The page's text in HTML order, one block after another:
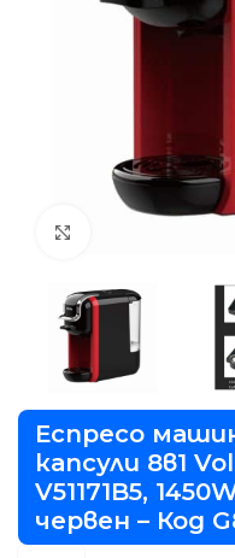
Еспресо
капсули 8в1
V51171B5,
червен – Код